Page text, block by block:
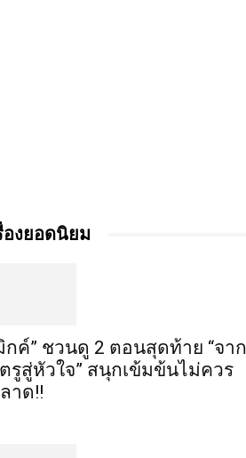
องยอดนิยม
กค์” ชวนดู 2 ตอนสุดท้าย “จาก
รูสู่หัวใจ” สนุกเข้มข้นไม่ควร
าด!!